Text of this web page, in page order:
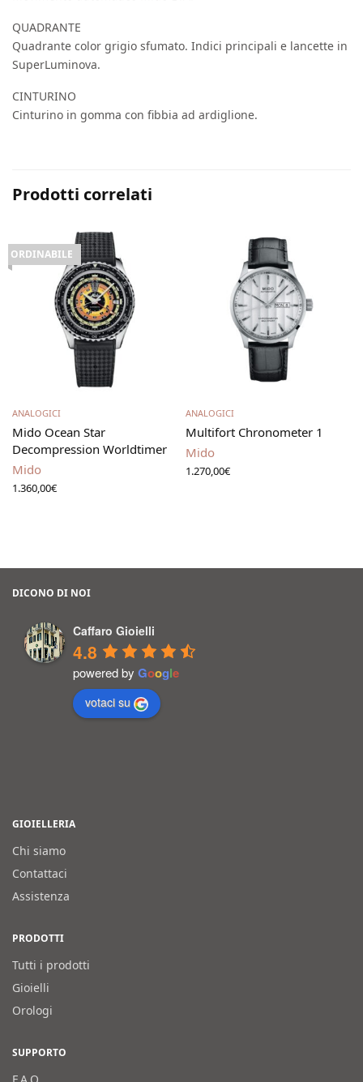
QUADRANTE
Quadrante color grigio sfumato. Indici principali e lancette in
SuperLuminova.
CINTURINO
Cinturino in gomma con fibbia ad ardiglione.
Prodotti correlati
ORDINABILE
ANALOGICI
Mido Ocean Star
Decompression Worldtimer
Mido
1.360,00€
Aggiungi al carrello
ANALOGICI
Multifort Chronometer 1
Mido
1.270,00€
DICONO DI NOI
Caffaro Gioielli
4.8
powered by Google
votaci su
GIOIELLERIA
Chi siamo
Contattaci
Assistenza
PRODOTTI
Tutti i prodotti
Gioielli
Orologi
SUPPORTO